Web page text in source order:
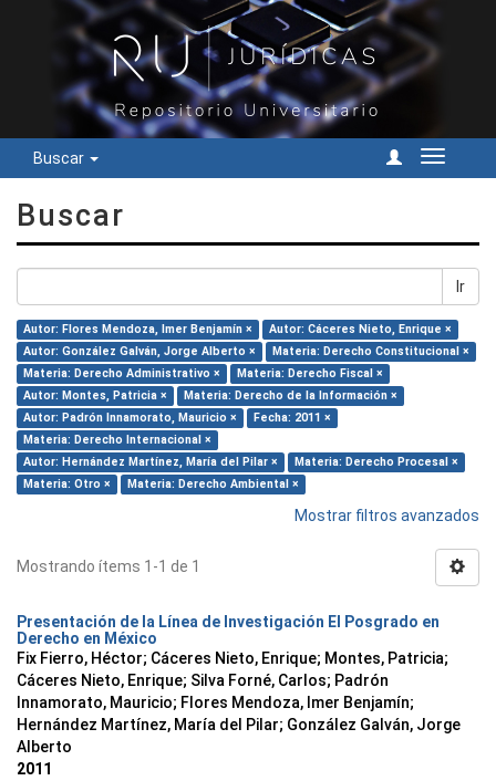
Buscar
Cambiar
Buscar
Ir
Autor: Flores Mendoza, Imer Benjamín ×
Autor: Cáceres Nieto, Enrique ×
Autor: González Galván, Jorge Alberto ×
Materia: Derecho Constitucional ×
Materia: Derecho Administrativo ×
Materia: Derecho Fiscal ×
Autor: Montes, Patricia ×
Materia: Derecho de la Información ×
Autor: Padrón Innamorato, Mauricio ×
Fecha: 2011 ×
Materia: Derecho Internacional ×
Autor: Hernández Martínez, María del Pilar ×
Materia: Derecho Procesal ×
Materia: Otro ×
Materia: Derecho Ambiental ×
Mostrar filtros avanzados
Mostrando ítems 1-1 de 1
Presentación de la Línea de Investigación El Posgrado en
Derecho en México
Fix Fierro, Héctor; Cáceres Nieto, Enrique; Montes, Patricia;
Cáceres Nieto, Enrique; Silva Forné, Carlos; Padrón
Innamorato, Mauricio; Flores Mendoza, Imer Benjamín;
Hernández Martínez, María del Pilar; González Galván, Jorge
Alberto
2011